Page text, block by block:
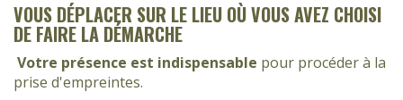
VOUS DÉPLACER SUR LE LIEU OÙ VOUS AVEZ CHOISI
DE FAIRE LA DÉMARCHE
Votre présence est indispensable pour procéder à la
prise d'empreintes.